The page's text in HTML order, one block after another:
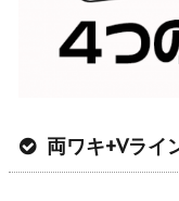
両ワキ+Vライ